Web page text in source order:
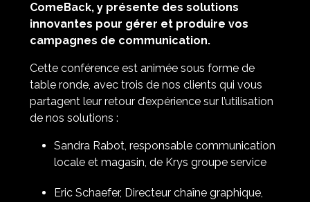
ComeBack, y présente des solutions
innovantes pour gérer et produire vos
campagnes de communication.
Cette conférence est animée sous forme de
table ronde, avec trois de nos clients qui vous
partagent leur retour d’expérience sur l’utilisation
de nos solutions :
Sandra Rabot, responsable communication
locale et magasin, de Krys groupe service
Eric Schaefer, Directeur chaîne graphique,